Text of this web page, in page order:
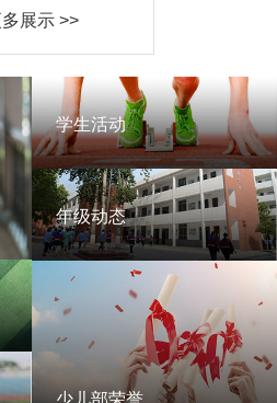
展示 >>
学生活动
学生活动
年级动态
年级动态
少儿部荣誉